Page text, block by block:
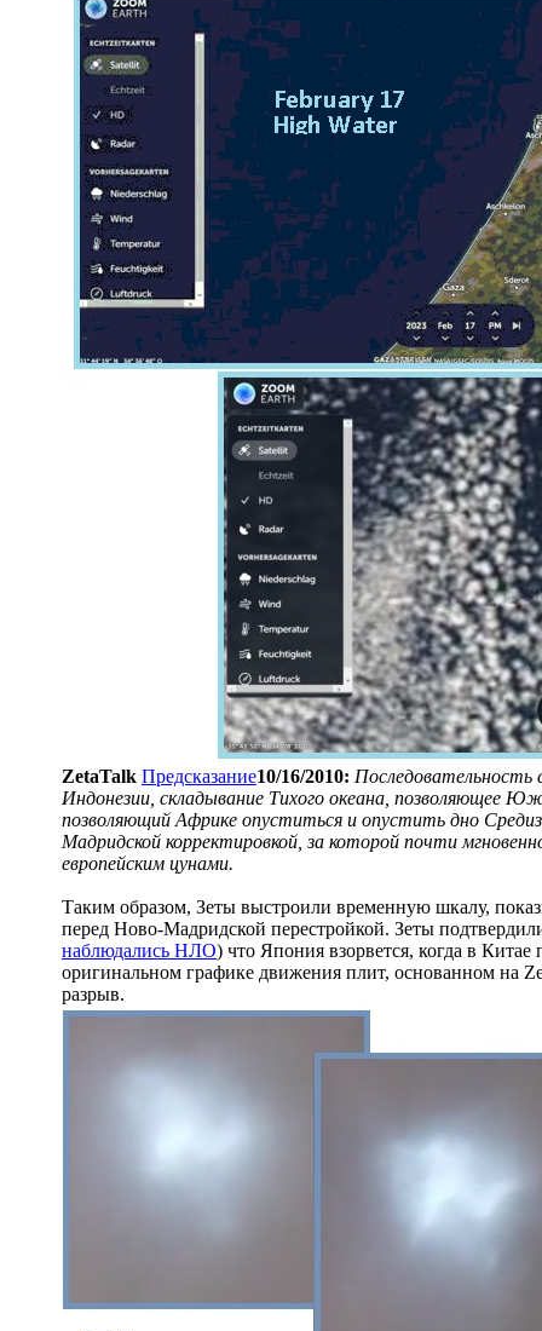
ZetaTalk Предсказание10/16/2010: Последовательность
Индонезии, складывание Тихого океана, позволяющее
позволяющий Африке опуститься и опустить дно
Мадридской корректировкой, за которой почти
европейским цунами.
Таким образом, Зеты выстроили временную шкалу,
перед Ново-Мадридской перестройкой. Зеты
наблюдались НЛО) что Япония взорвется, когда в Китае
оригинальном графике движения плит, основанном на
разрыв.